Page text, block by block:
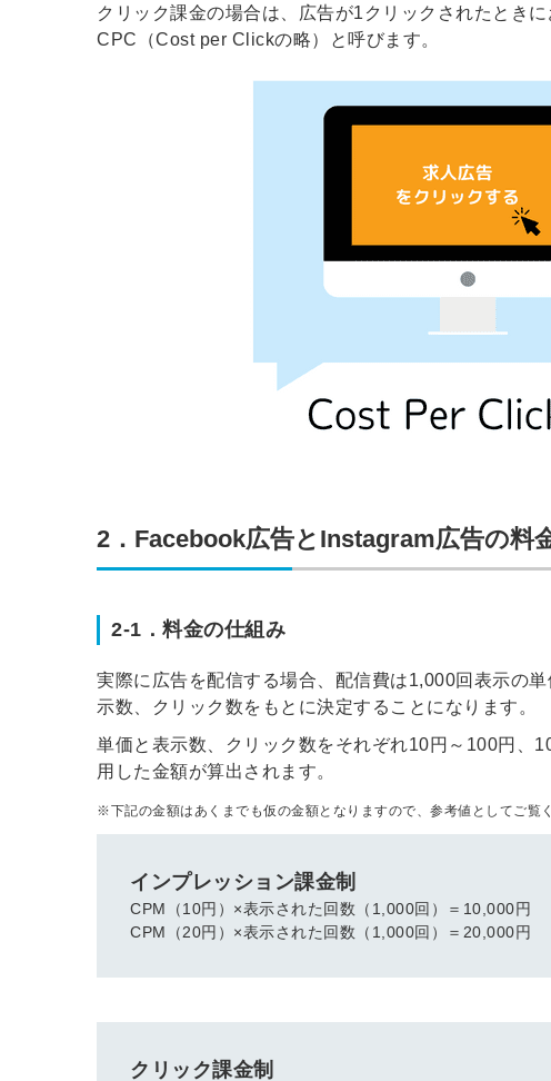
クリック課金の場合は、広告が1クリックされたとき
CPC（Cost per Clickの略）と呼びます。
2．Facebook広告とInstagram広告の料
2-1．料金の仕組み
実際に広告を配信する場合、配信費は1,000回表示の
示数、クリック数をもとに決定することになります。
単価と表示数、クリック数をそれぞれ10円～100円、
用した金額が算出されます。
※下記の金額はあくまでも仮の金額となりますので、参考値としてご覧く
インプレッション課金制
CPM（10円）×表示された回数（1,000回）＝10,000円
CPM（20円）×表示された回数（1,000回）＝20,000円
クリック課金制